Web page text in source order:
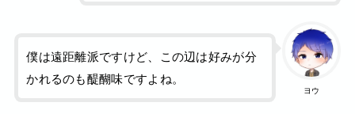
ヨウ
僕は遠距離派ですけど、この辺は好みが分
かれるのも醍醐味ですよね。